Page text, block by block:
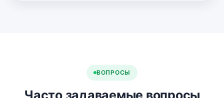
ВОПРОСЫ
Часто задаваемые вопросы